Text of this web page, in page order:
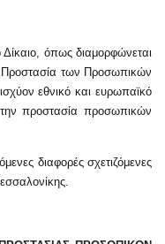
Δίκαιο, όπως διαμορφώνεται
Προστασία των Προσωπικών
εθνικό και ευρωπαϊκό
την προστασία προσωπικών
διαφορές σχετιζόμενες